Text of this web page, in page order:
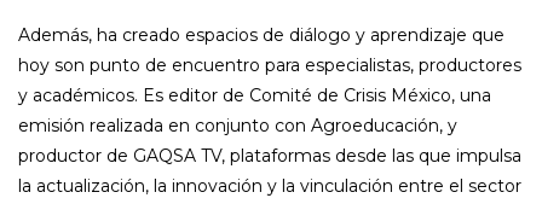
Además, ha creado espacios de diálogo y aprendizaje que
hoy son punto de encuentro para especialistas, productores
y académicos. Es editor de Comité de Crisis México, una
emisión realizada en conjunto con Agroeducación, y
productor de GAQSA TV, plataformas desde las que impulsa
la actualización, la innovación y la vinculación entre el sector